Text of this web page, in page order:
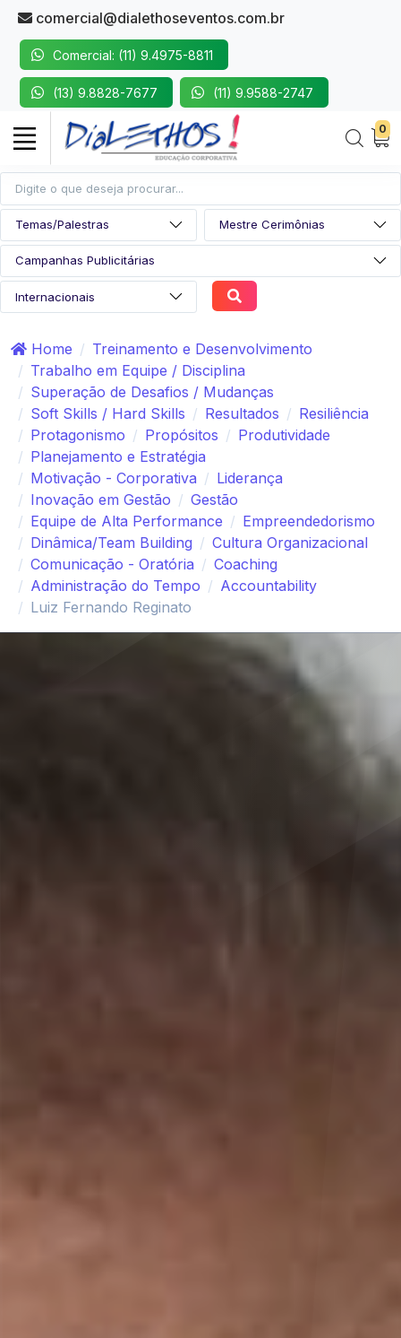
comercial@dialethoseventos.com.br
Comercial: (11) 9.4975-8811
(13) 9.8828-7677 (11) 9.9588-2747
0
Home
Treinamento e Desenvolvimento
Trabalho em Equipe / Disciplina
Superação de Desafios / Mudanças
Soft Skills / Hard Skills
Resultados
Resiliência
Protagonismo
Propósitos
Produtividade
Planejamento e Estratégia
Motivação - Corporativa
Liderança
Inovação em Gestão
Gestão
Equipe de Alta Performance
Empreendedorismo
Dinâmica/Team Building
Cultura Organizacional
Comunicação - Oratória
Coaching
Administração do Tempo
Accountability
Luiz Fernando Reginato